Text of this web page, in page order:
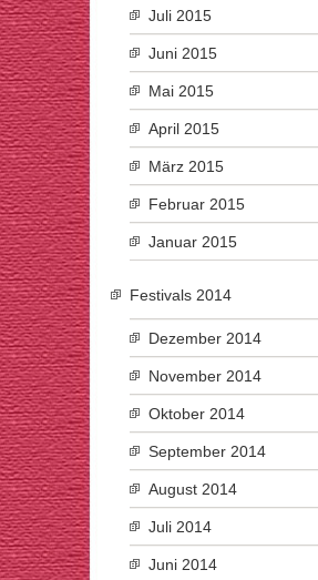
Juli 2015
Juni 2015
Mai 2015
April 2015
März 2015
Februar 2015
Januar 2015
Festivals 2014
Dezember 2014
November 2014
Oktober 2014
September 2014
August 2014
Juli 2014
Juni 2014